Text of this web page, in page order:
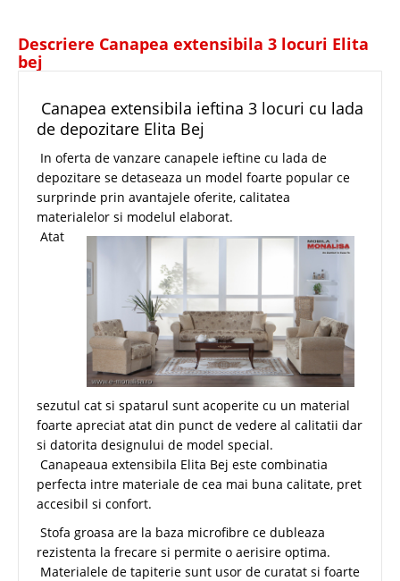
Descriere Canapea extensibila 3 locuri Elita
bej
Canapea extensibila ieftina 3 locuri cu lada
de depozitare Elita Bej
In oferta de vanzare canapele ieftine cu lada de
depozitare se detaseaza un model foarte popular ce
surprinde prin avantajele oferite, calitatea
materialelor si modelul elaborat.
Atat
sezutul cat si spatarul sunt acoperite cu un material
foarte apreciat atat din punct de vedere al calitatii dar
si datorita designului de model special.
Canapeaua extensibila Elita Bej este combinatia
perfecta intre materiale de cea mai buna calitate, pret
accesibil si confort.
Stofa groasa are la baza microfibre ce dubleaza
rezistenta la frecare si permite o aerisire optima.
Materialele de tapiterie sunt usor de curatat si foarte